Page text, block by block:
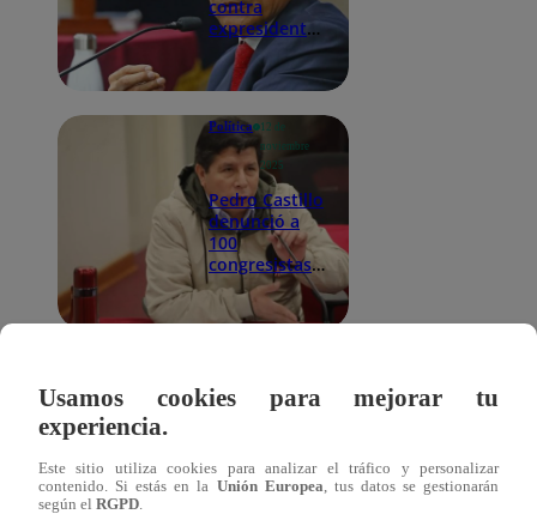
contra
expresidente
Ollanta
Humala por
presunto
lavado de
activos
Política
12 de
noviembre
2025
Pedro Castillo
denunció a
100
congresistas
que votaron a
favor de su
vacancia
Dina Boluarte
su casa tras
ser vacada:
Usamos cookies para mejorar tu
experiencia.
Este sitio utiliza cookies para analizar el tráfico y personalizar
contenido. Si estás en la Unión Europea , tus datos se gestionarán
según el RGPD